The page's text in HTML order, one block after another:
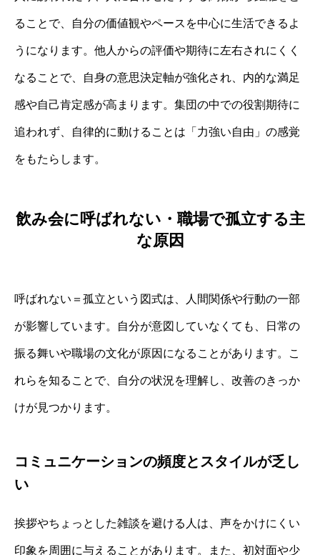
ることで、自分の価値観やペースを中心に生活できるよ
うになります。他人からの評価や期待に左右されにくく
なることで、自身の意思決定軸が強化され、内的な満足
感や自己肯定感が高まります。集団の中での役割期待に
追われず、自律的に動けることは「力強い自由」の感覚
をもたらします。
飲み会に呼ばれない・職場で孤立する主
な原因
呼ばれない＝孤立という図式は、人間関係や行動の一部
が影響しています。自分が意図していなくても、日常の
振る舞いや職場の文化が原因になることがあります。こ
れらを知ることで、自分の状況を理解し、改善のきっか
けが見つかります。
コミュニケーションの頻度とスタイルが乏し
い
挨拶やちょっとした雑談を避ける人は、声をかけにくい
印象を周囲に与えることがあります。また、初対面や少